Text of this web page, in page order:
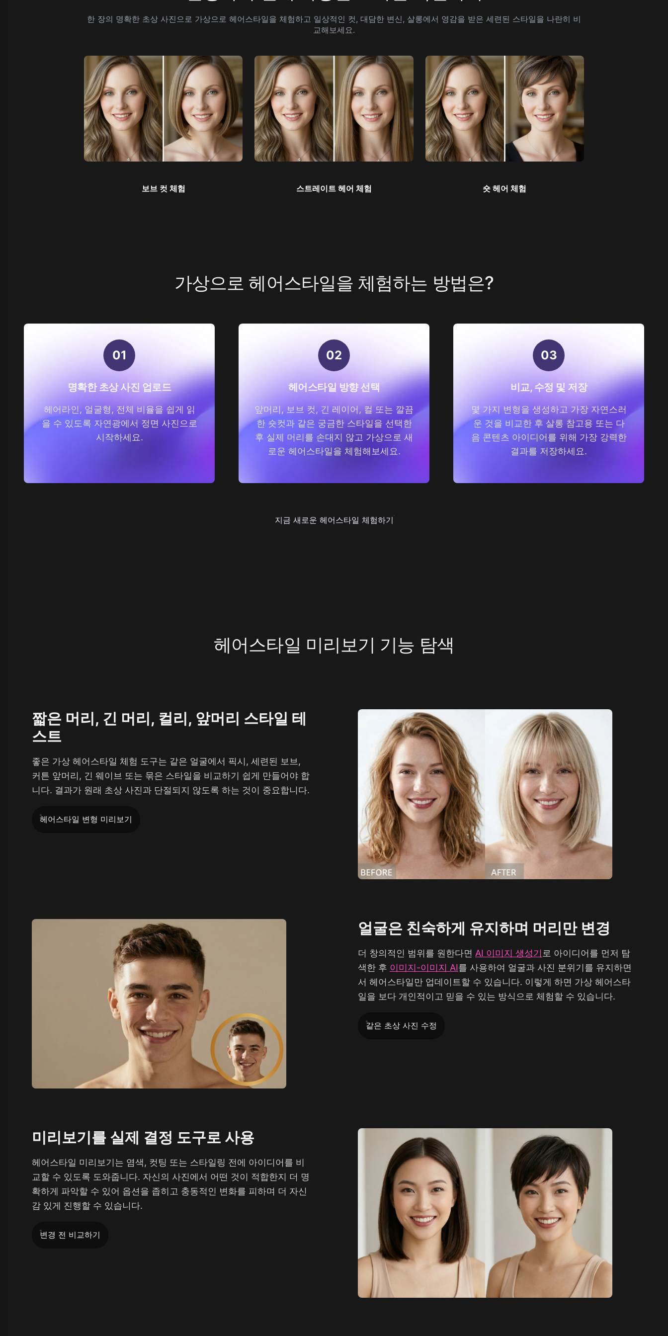
한 장의 명확한 초상 사진으로 가상으로 헤어스타일을 체험하고 일상적인 컷, 대담한 변신, 살롱에서 영감을 받은 세련된 스타일을 나란히 비
교해보세요.
보브 컷 체험 스트레이트 헤어 체험 숏 헤어 체험
가상으로 헤어스타일을 체험하는 방법은?
01
명확한 초상 사진 업로드
헤어라인, 얼굴형, 전체 비율을 쉽게 읽
을 수 있도록 자연광에서 정면 사진으로
시작하세요.
02
헤어스타일 방향 선택
앞머리, 보브 컷, 긴 레이어, 컬 또는 깔끔
한 숏컷과 같은 궁금한 스타일을 선택한
후 실제 머리를 손대지 않고 가상으로 새
로운 헤어스타일을 체험해보세요.
03
비교, 수정 및 저장
몇 가지 변형을 생성하고 가장 자연스러
운 것을 비교한 후 살롱 참고용 또는 다
음 콘텐츠 아이디어를 위해 가장 강력한
결과를 저장하세요.
지금 새로운 헤어스타일 체험하기
헤어스타일 미리보기 기능 탐색
짧은 머리, 긴 머리, 컬리, 앞머리 스타일 테
스트
좋은 가상 헤어스타일 체험 도구는 같은 얼굴에서 픽시, 세련된 보브,
커튼 앞머리, 긴 웨이브 또는 묶은 스타일을 비교하기 쉽게 만들어야 합
니다. 결과가 원래 초상 사진과 단절되지 않도록 하는 것이 중요합니다.
헤어스타일 변형 미리보기
얼굴은 친숙하게 유지하며 머리만 변경
더 창의적인 범위를 원한다면 AI 이미지 생성기 로 아이디어를 먼저 탐
색한 후 이미지-이미지 AI를 사용하여 얼굴과 사진 분위기를 유지하면
서 헤어스타일만 업데이트할 수 있습니다. 이렇게 하면 가상 헤어스타
일을 보다 개인적이고 믿을 수 있는 방식으로 체험할 수 있습니다.
같은 초상 사진 수정
미리보기를 실제 결정 도구로 사용
헤어스타일 미리보기는 염색, 컷팅 또는 스타일링 전에 아이디어를 비
교할 수 있도록 도와줍니다. 자신의 사진에서 어떤 것이 적합한지 더 명
확하게 파악할 수 있어 옵션을 좁히고 충동적인 변화를 피하며 더 자신
감 있게 진행할 수 있습니다.
변경 전 비교하기